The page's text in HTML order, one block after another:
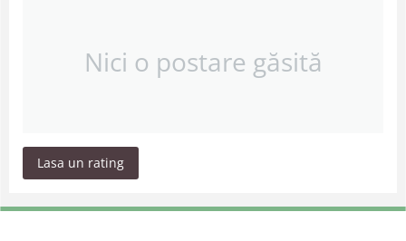
Nici o postare găsită
Lasa un rating